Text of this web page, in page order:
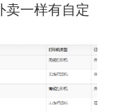
卖一样有自定